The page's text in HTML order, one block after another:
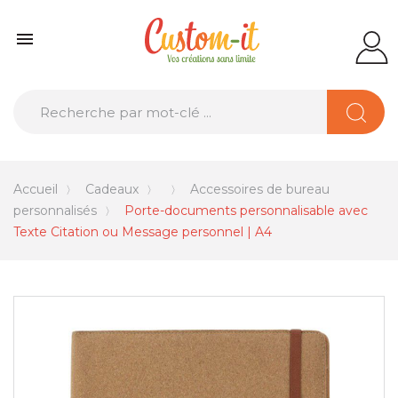

Accueil Cadeaux
Accessoires de bureau
personnalisés
Porte-documents personnalisable avec
Texte Citation ou Message personnel | A4